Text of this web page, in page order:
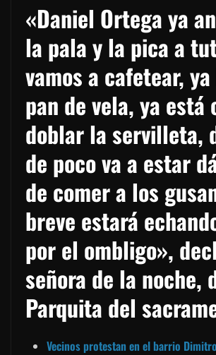
«Daniel Ortega ya
la pala y la pica a
vamos a cafetear,
pan de vela, ya está
doblar la servilleta,
de poco va a estar
de comer a los
breve estará
por el ombligo»,
señora de la noche,
Parquita del
Vecinos protestan en el barrio